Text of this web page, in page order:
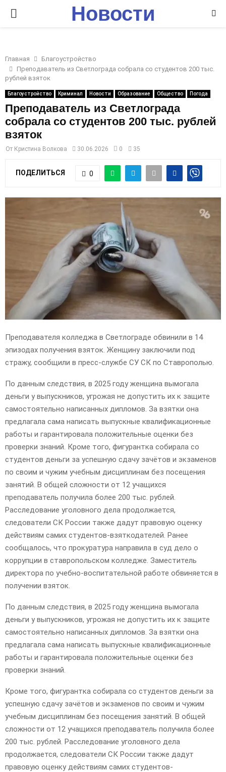
P
I
M
A
R
Y
U
Новости
Главная
Благоустройство
Преподаватель из Светлограда собрала со студентов 200 тыс.
рублей взяток
Благоустройство Криминал Новости Образование Общество Погода
Преподаватель из Светлограда
собрала со студентов 200 тыс. рублей
взяток
От Кристина Волкова 30.06.2026 0 35
ПОДЕЛИТЬСЯ 0
Преподавателя колледжа в Светлограде обвинили в 14
эпизодах получения взяток. Женщину заключили под
стражу, сообщили в пресс-службе СУ СК по Ставрополью.
По данным следствия, в 2025 году женщина вымогала
деньги у выпускников, угрожая не допустить их к защите
самостоятельно написанных дипломов. За взятки она
предлагала сама написать выпускные квалификационные
работы и гарантировала положительные оценки без
проверки знаний. Кроме того, фигурантка собирала со
студентов деньги за успешную сдачу зачётов и экзаменов
по своим и чужим учебным дисциплинам без посещения
занятий. В общей сложности от 12 учащихся
преподаватель получила более 200 тыс. рублей.
Расследование уголовного дела продолжается,
следователи СК России также дадут правовую оценку
действиям самих студентов-взяткодателей. Ранее
сообщалось, что прокуратура направила в суд дело о
коррупции в ставропольском колледже. Заместитель
директора по учебно-воспитательной работе обвиняется в
получении взяток.
По данным следствия, в 2025 году женщина вымогала
деньги у выпускников, угрожая не допустить их к защите
самостоятельно написанных дипломов. За взятки она
предлагала сама написать выпускные квалификационные
работы и гарантировала положительные оценки без
проверки знаний.
Кроме того, фигурантка собирала со студентов деньги за
успешную сдачу зачётов и экзаменов по своим и чужим
учебным дисциплинам без посещения занятий. В общей
сложности от 12 учащихся преподаватель получила более
200 тыс. рублей. Расследование уголовного дела
продолжается, следователи СК России также дадут
правовую оценку действиям самих студентов-